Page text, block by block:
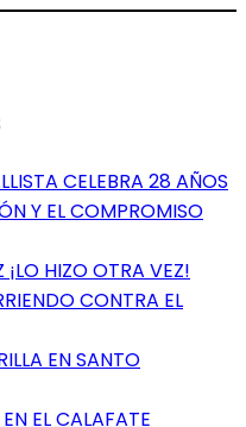
CELEBRA 28 AÑOS
Y EL COMPROMISO
¡LO HIZO OTRA VEZ!
CONTRA EL
EN SANTO
EL CALAFATE